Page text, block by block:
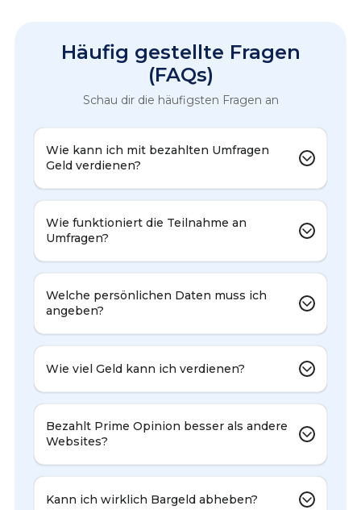
Häufig gestellte Fragen
(FAQs)
Schau dir die häufigsten Fragen an
Wie kann ich mit bezahlten Umfragen
Geld verdienen?
Wie funktioniert die Teilnahme an
Umfragen?
Welche persönlichen Daten muss ich
angeben?
Wie viel Geld kann ich verdienen?
Bezahlt Prime Opinion besser als andere
Websites?
Kann ich wirklich Bargeld abheben?